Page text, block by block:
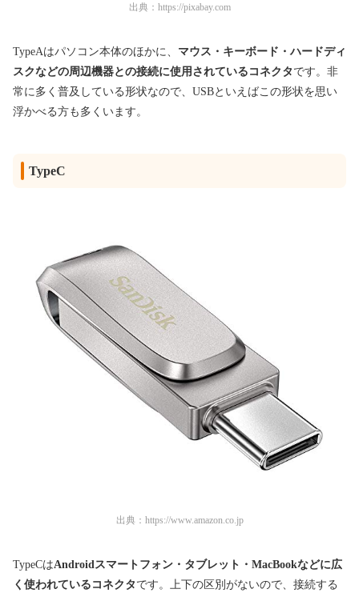
出典： https://pixabay.com
TypeAはパソコン本体のほかに、 マウス・キーボード・ハードディ
スクなどの周辺機器との接続に使用されているコネクタ です。非
常に多く普及している形状なので、USBといえばこの形状を思い
浮かべる方も多くいます。
TypeC
出典： https://www.amazon.co.jp
TypeCはAndroidスマートフォン・タブレット・MacBookなどに広
く使われているコネクタ です。上下の区別がないので、接続する